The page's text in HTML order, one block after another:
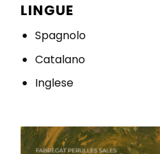
LINGUE
Spagnolo
Catalano
Inglese